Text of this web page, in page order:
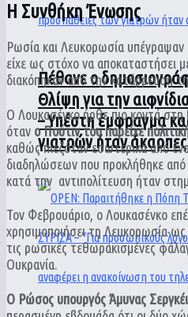
Πέθανε ο
Θλίψη για την
– Υπέστη έμφραγμα
γιατρών ήταν άκαρπες
Η Συνθήκη Ένωσης
Ρωσία και Λευκορωσία
είχε ως στόχο να
διακόπηκαν από την κατάρρευση
Ο Λουκασένκο ήρθε πιο κοντά
όταν ο Πούτιν του παρείχε
καθώς πιεζόταν εσωτερικά από
διαδηλώσεων που προκλήθηκε από
κατά την αντιπολίτευση ήταν
Τον Φεβρουάριο, ο Λουκασένκο
χρησιμοποιήσει τη Λευκορωσία
τις ρωσικές τεθωρακισμένες
Ουκρανία.
Ο Ρώσος υπουργός Άμυνας